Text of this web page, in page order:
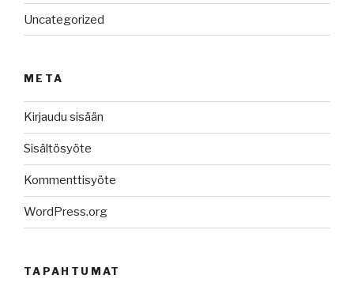
Uncategorized
META
Kirjaudu sisään
Sisältösyöte
Kommenttisyöte
WordPress.org
TAPAHTUMAT